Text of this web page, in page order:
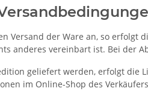
Versand der Ware an, so erfolgt
anderes vereinbart ist. Bei der
geliefert werden, erfolgt die
im Online-Shop des